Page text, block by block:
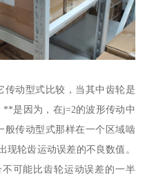
传动型式比较，当其中齿轮是
是因为，在j=2的波形传动中
传动型式那样在一个区域啮
现轮齿运动误差的不良数值。
可能比齿轮运动误差的一半